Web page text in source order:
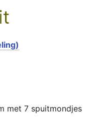
met 7 spuitmondjes